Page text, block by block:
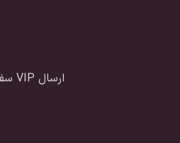
ارسال VIP سفارش